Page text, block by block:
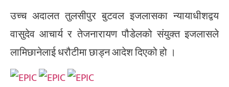
उच्च अदालत तुलसीपुर बुटवल इजलासका न्यायाधीशद्वय
वासुदेव आचार्य र तेजनारायण पौडेलको संयुक्त इजलासले
लामिछानेलाई धरौटीमा छाड्न आदेश दिएको हो ।